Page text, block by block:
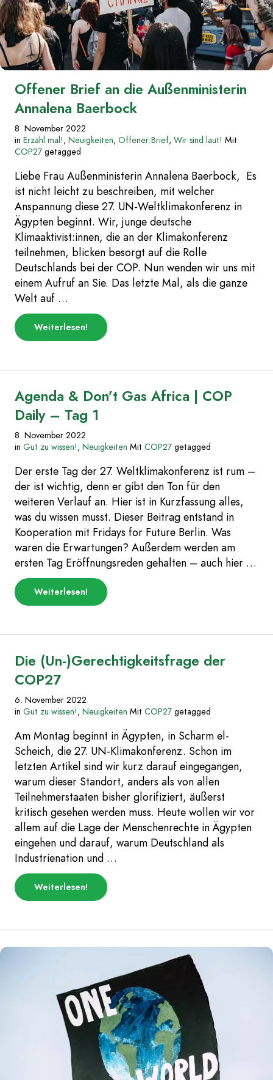
Offener Brief an die Außenministerin
Annalena Baerbock
8. November 2022
in Erzähl mal!, Neuigkeiten, Offener Brief, Wir sind laut! Mit
COP27 getagged
Liebe Frau Außenministerin Annalena Baerbock, Es
ist nicht leicht zu beschreiben, mit welcher
Anspannung diese 27. UN-Weltklimakonferenz in
Ägypten beginnt. Wir, junge deutsche
Klimaaktivist:innen, die an der Klimakonferenz
teilnehmen, blicken besorgt auf die Rolle
Deutschlands bei der COP. Nun wenden wir uns mit
einem Aufruf an Sie. Das letzte Mal, als die ganze
Welt auf …
Weiterlesenüber
„Offener
die
Annalena
Baerbock“
!
Agenda & Don’t Gas Africa | COP
Daily – Tag 1
8. November 2022
in Gut zu wissen!, Neuigkeiten Mit COP27 getagged
Der erste Tag der 27. Weltklimakonferenz ist rum –
der ist wichtig, denn er gibt den Ton für den
weiteren Verlauf an. Hier ist in Kurzfassung alles,
was du wissen musst. Dieser Beitrag entstand in
Kooperation mit Fridays for Future Berlin. Was
waren die Erwartungen? Außerdem werden am
ersten Tag Eröffnungsreden gehalten – auch hier …
Weiterlesenüber
„Agenda
Gas
COP
Tag
1“
!
Die (Un-)Gerechtigkeitsfrage der
COP27
6. November 2022
in Gut zu wissen!, Neuigkeiten Mit COP27 getagged
Am Montag beginnt in Ägypten, in Scharm el-
Scheich, die 27. UN-Klimakonferenz. Schon im
letzten Artikel sind wir kurz darauf eingegangen,
warum dieser Standort, anders als von allen
Teilnehmerstaaten bisher glorifiziert, äußerst
kritisch gesehen werden muss. Heute wollen wir vor
allem auf die Lage der Menschenrechte in Ägypten
eingehen und darauf, warum Deutschland als
Industrienation und …
Weiterlesenüber
„Die
COP27“
!